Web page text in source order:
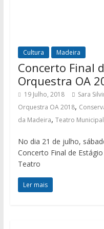
Cultura Madeira
Concerto Final
Orquestra OA
19 Julho, 2018 Sara
Orquestra OA 2018,
da Madeira, Teatro
No dia 21 de julho,
Concerto Final de
Teatro
Ler mais